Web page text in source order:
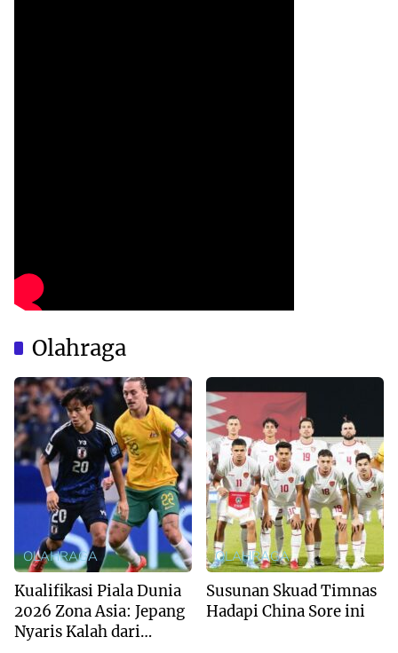
Olahraga
OLAHRAGA
Kualifikasi Piala Dunia
2026 Zona Asia: Jepang
Nyaris Kalah dari
OLAHRAGA
Susunan Skuad Timnas
Hadapi China Sore ini